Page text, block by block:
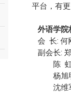
平台，有
外语学院
会 长: 何
副会长:
陈 虹（
杨旭明
沈维军